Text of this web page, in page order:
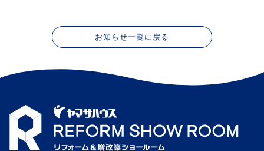
ー
ョ
ン
お知らせ一覧に戻る